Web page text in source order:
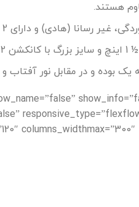
هستند.
کردن آب استخر را از این طریق برای شما امکان پذیر می نماید.